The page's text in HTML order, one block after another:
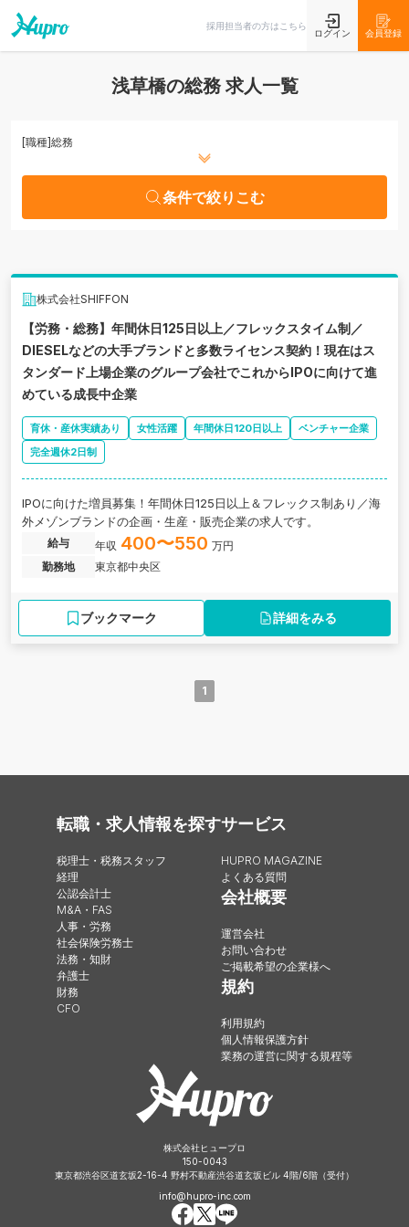
採用担当者の方はこちら
ログイン 会員登録
浅草橋の総務 求人一覧
[職種]総務
条件で絞りこむ
株式会社SHIFFON
【労務・総務】年間休日125日以上／フレックスタイム制／
DIESELなどの大手ブランドと多数ライセンス契約！現在はス
タンダード上場企業のグループ会社でこれからIPOに向けて進
めている成長中企業
育休・産休実績あり 女性活躍 年間休日120日以上
ベンチャー企業
完全週休2日制
IPOに向けた増員募集！年間休日125日以上＆フレックス制あり／海
外メゾンブランドの企画・生産・販売企業の求人です。
給与 年収 400〜550 万円
勤務地
東京都中央区
ブックマーク 詳細をみる
1
転職・求人情報を探す
税理士・税務スタッフ
経理
公認会計士
M&A・FAS
人事・労務
社会保険労務士
法務・知財
弁護士
財務
CFO
サービス
HUPRO MAGAZINE
よくある質問
会社概要
運営会社
お問い合わせ
ご掲載希望の企業様へ
規約
利用規約
個人情報保護方針
業務の運営に関する規程等
株式会社ヒュープロ
150-0043
東京都渋谷区道玄坂2-16-4 野村不動産渋谷道玄坂ビル 4階/6階（受付）
info@hupro-inc.com